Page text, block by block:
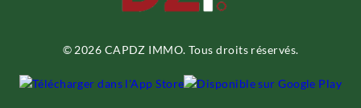
© 2026 CAPDZ IMMO. Tous droits réservés.